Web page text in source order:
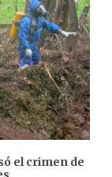
el crimen de